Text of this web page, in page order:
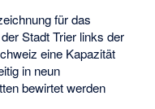
für das
Stadt Trier links der
eine Kapazität
in neun
bewirtet werden